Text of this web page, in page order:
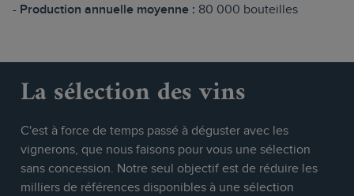
Production annuelle moyenne : 80 000 bouteilles
La sélection des vins
C'est à force de temps passé à déguster avec les
vignerons, que nous faisons pour vous une sélection
sans concession. Notre seul objectif est de réduire les
milliers de références disponibles à une sélection